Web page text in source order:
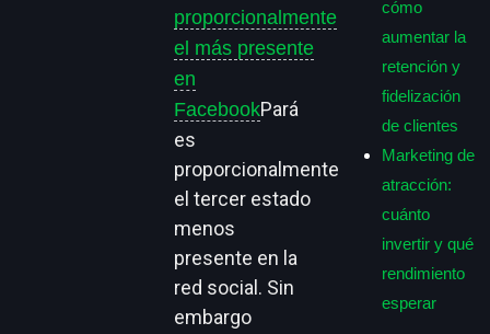
proporcionalmente
el más presente
en
FacebookPará
es
proporcionalmente
el tercer estado
menos
presente en la
red social. Sin
embargo
cómo
aumentar la
retención y
fidelización
de clientes
Marketing de
atracción:
cuánto
invertir y qué
rendimiento
esperar